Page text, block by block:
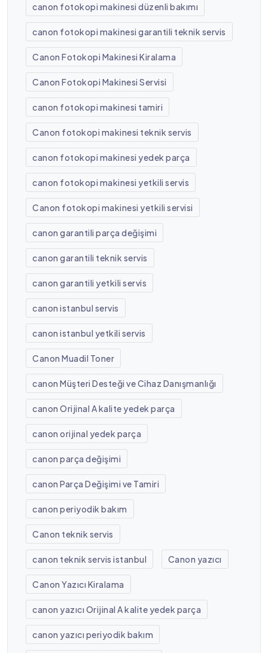
canon fotokopi makinesi düzenli bakımı
canon fotokopi makinesi garantili teknik servis
Canon Fotokopi Makinesi Kiralama
Canon Fotokopi Makinesi Servisi
canon fotokopi makinesi tamiri
Canon fotokopi makinesi teknik servis
canon fotokopi makinesi yedek parça
canon fotokopi makinesi yetkili servis
Canon fotokopi makinesi yetkili servisi
canon garantili parça değişimi
canon garantili teknik servis
canon garantili yetkili servis
canon istanbul servis
canon istanbul yetkili servis
Canon Muadil Toner
canon Müşteri Desteği ve Cihaz Danışmanlığı
canon Orijinal A kalite yedek parça
canon orijinal yedek parça
canon parça değişimi
canon Parça Değişimi ve Tamiri
canon periyodik bakım
Canon teknik servis
canon teknik servis istanbul Canon yazıcı
Canon Yazıcı Kiralama
canon yazıcı Orijinal A kalite yedek parça
canon yazıcı periyodik bakım